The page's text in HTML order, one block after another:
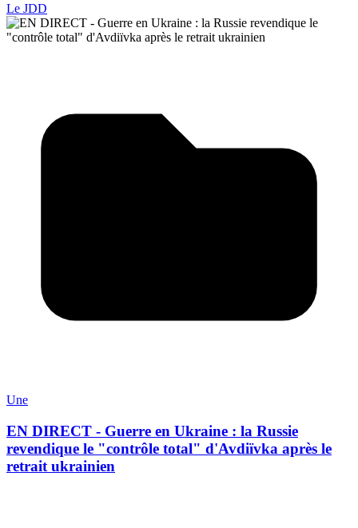
Le JDD
Une
EN DIRECT - Guerre en Ukraine : la Russie
revendique le "contrôle total" d'Avdiïvka après le
retrait ukrainien